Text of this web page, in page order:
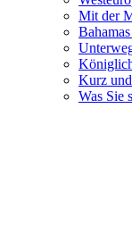
Mit der
Kurz
Was Sie